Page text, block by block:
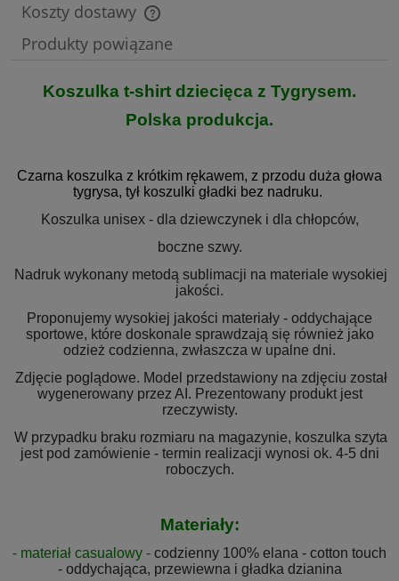
Koszty dostawy
Cena nie zawiera ewentualnych kosztów płatności
Produkty powiązane
Koszulka t-shirt dziecięca z Tygrysem.
Polska produkcja.
Czarna koszulka z krótkim rękawem, z przodu duża głowa
tygrysa, tył koszulki gładki bez nadruku.
Koszulka unisex - dla dziewczynek i dla chłopców,
boczne szwy.
Nadruk wykonany metodą sublimacji na materiale wysokiej
jakości.
Proponujemy wysokiej jakości materiały - oddychające
sportowe, które doskonale sprawdzają się również jako
odzież codzienna, zwłaszcza w upalne dni.
Zdjęcie poglądowe. Model przedstawiony na zdjęciu został
wygenerowany przez AI. Prezentowany produkt jest
rzeczywisty.
W przypadku braku rozmiaru na magazynie, koszulka szyta
jest pod zamówienie - termin realizacji wynosi ok. 4-5 dni
roboczych.
Materiały:
- materiał casualowy - codzienny 100% elana - cotton touch
- oddychająca, przewiewna i gładka dzianina